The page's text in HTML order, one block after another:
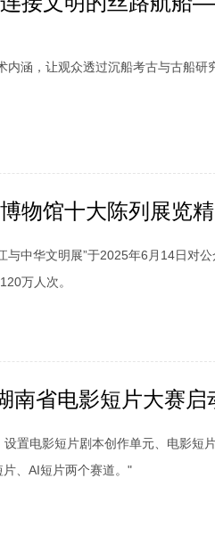
内涵，让观众透过沉船考古与古船研
物馆十大陈列展览
中华文明展”于2025年6月14日对
万人次。
南省电影短片大赛
设置电影短片剧本创作单元、电影短
、AI短片两个赛道。"